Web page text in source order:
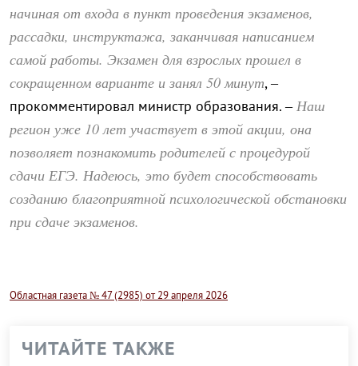
начиная от входа в пункт проведения экзаменов,
рассадки, инструктажа, заканчивая написанием
самой работы. Экзамен для взрослых прошел в
сокращенном варианте и занял 50 минут, –
прокомментировал министр образования. –Наш
регион уже 10 лет участвует в этой акции, она
позволяет познакомить родителей с процедурой
сдачи ЕГЭ. Надеюсь, это будет способствовать
созданию благоприятной психологической обстановки
при сдаче экзаменов.
Областная газета № 47 (2985) от 29 апреля 2026
ЧИТАЙТЕ ТАКЖЕ